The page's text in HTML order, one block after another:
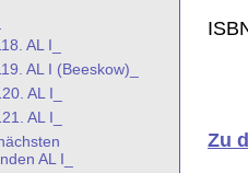
AL I_
AL I (Beeskow)_
AL I_
AL I_
AL I_
Zu